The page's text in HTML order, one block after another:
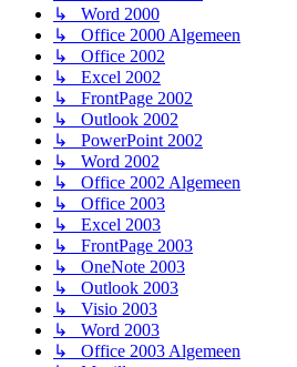
↳ Word 2000
↳ Office 2000 Algemeen
↳ Office 2002
↳ Excel 2002
↳ FrontPage 2002
↳ Outlook 2002
↳ PowerPoint 2002
↳ Word 2002
↳ Office 2002 Algemeen
↳ Office 2003
↳ Excel 2003
↳ FrontPage 2003
↳ OneNote 2003
↳ Outlook 2003
↳ Visio 2003
↳ Word 2003
↳ Office 2003 Algemeen